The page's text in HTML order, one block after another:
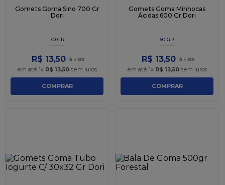
Gomets Goma Sino 700 Gr
Dori
70 GR
R$ 13,50
em até 1x R$ 13,50 sem juros
COMPRAR
Gomets Goma Minhocas
Ácidas 600 Gr Dori
60 GR
R$ 13,50
em até 1x R$ 13,50 sem juros
COMPRAR